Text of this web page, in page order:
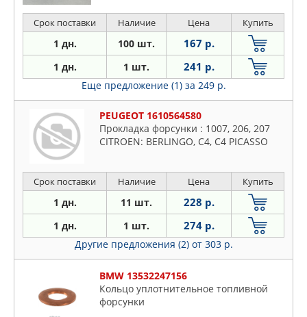
Срок поставки Наличие Цена Купить
1 дн. 100 шт. 167 р.
1 дн. 1 шт. 241 р.
Еще предложение (1) за 249 р.
PEUGEOT 1610564580
Прокладка форсунки : 1007, 206, 207
CITROEN: BERLINGO, C4, C4 PICASSO
Срок поставки Наличие Цена Купить
1 дн. 11 шт. 228 р.
1 дн. 1 шт. 274 р.
Другие предложения (2) от 303 р.
BMW 13532247156
Кольцо уплотнительное топливной
форсунки